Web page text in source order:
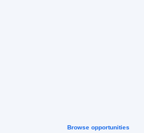
Browse opportunities